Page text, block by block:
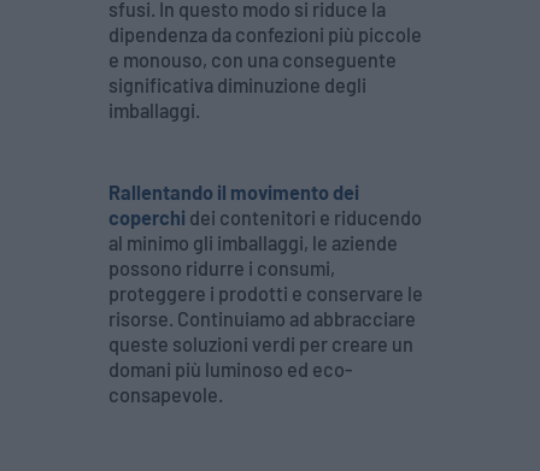
sfusi. In questo modo si riduce la
dipendenza da confezioni più piccole
e monouso, con una conseguente
significativa diminuzione degli
imballaggi.
Rallentando il movimento dei
coperchi dei contenitori e riducendo
al minimo gli imballaggi, le aziende
possono ridurre i consumi,
proteggere i prodotti e conservare le
risorse. Continuiamo ad abbracciare
queste soluzioni verdi per creare un
domani più luminoso ed eco-
consapevole.